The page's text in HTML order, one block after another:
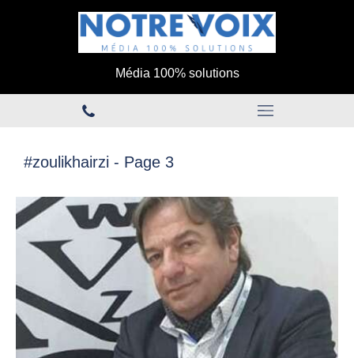
Média 100% solutions
#zoulikhairzi - Page 3